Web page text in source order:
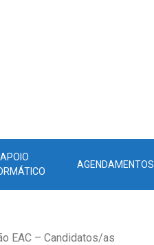
APOIO
AGENDAMENTOS
EAC – Candidatos/as